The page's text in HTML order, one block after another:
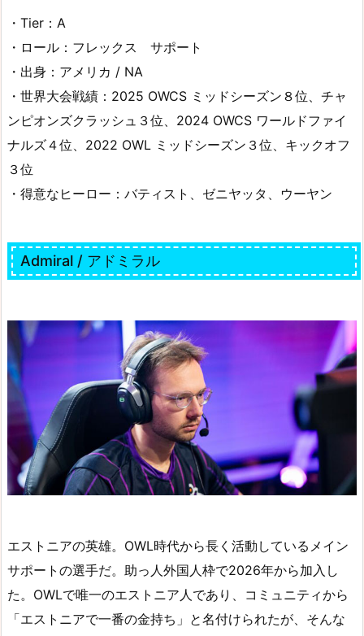
・Tier：A
・ロール：フレックス サポート
・出身：アメリカ / NA
・世界大会戦績：2025 OWCS ミッドシーズン８位、チャ
ンピオンズクラッシュ３位、2024 OWCS ワールドファイ
ナルズ４位、2022 OWL ミッドシーズン３位、キックオフ
３位
・得意なヒーロー：バティスト、ゼニヤッタ、ウーヤン
Admiral / アドミラル
エストニアの英雄。OWL時代から長く活動しているメイン
サポートの選手だ。助っ人外国人枠で2026年から加入し
た。OWLで唯一のエストニア人であり、コミュニティから
「エストニアで一番の金持ち」と名付けられたが、そんな